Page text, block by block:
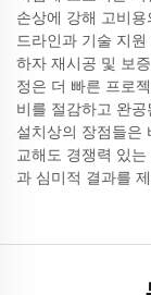
손상에 강해 고비
드라인과 기술 지
하자 재시공 및 보
정은 더 빠른 프로
비를 절감하고 완
설치상의 장점들은
교해도 경쟁력 있
과 심미적 결과를